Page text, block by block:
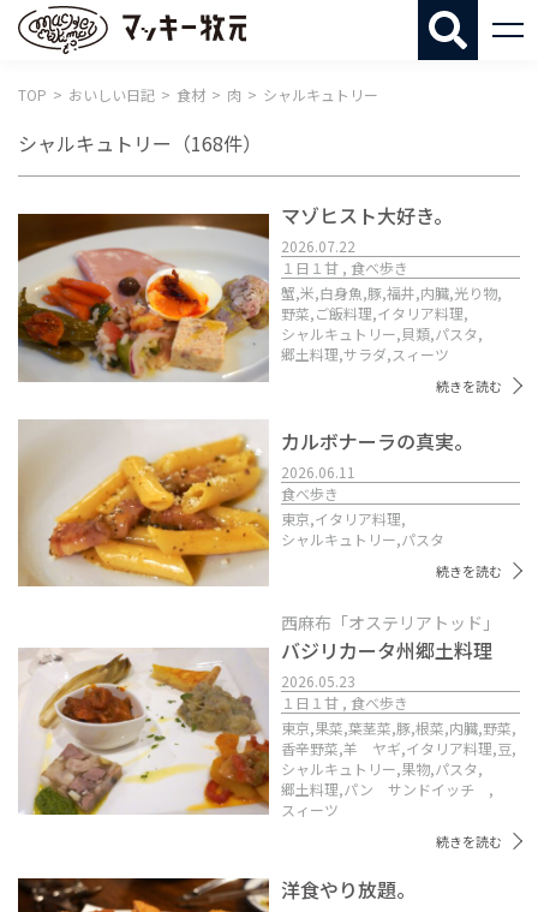
TOP おいしい日記 食材 肉 シャルキュトリー
シャルキュトリー （168件）
マゾヒスト大好き。
2026.07.22
１日１甘 , 食べ歩き
蟹,米,白身魚,豚,福井,内臓,光り物,
野菜,ご飯料理,イタリア料理,
シャルキュトリー,貝類,パスタ,
郷土料理,サラダ,スィーツ
続きを読む
カルボナーラの真実。
2026.06.11
食べ歩き
東京,イタリア料理,
シャルキュトリー,パスタ
続きを読む
西麻布「オステリアトッド」
バジリカータ州郷土料理
2026.05.23
１日１甘 , 食べ歩き
東京,果菜,葉茎菜,豚,根菜,内臓,野菜,
香辛野菜,羊 ヤギ,イタリア料理,豆,
シャルキュトリー,果物,パスタ,
郷土料理,パン サンドイッチ ,
スィーツ
続きを読む
洋食やり放題。